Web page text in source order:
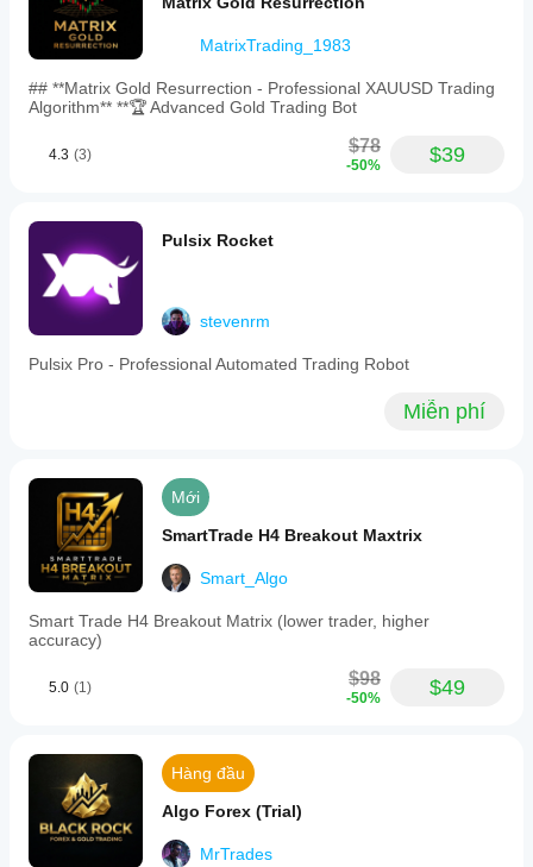
MatrixTrading_1983
## **Matrix Gold Resurrection - Professional XAUUSD Trading
Algorithm** **🏆 Advanced Gold Trading Bot
4.3 (3) $78
-50% $39
Pulsix Rocket
stevenrm
Pulsix Pro - Professional Automated Trading Robot
Miễn phí
Mới
SmartTrade H4 Breakout Maxtrix
Smart_Algo
Smart Trade H4 Breakout Matrix (lower trader, higher
accuracy)
5.0 (1) $98
-50% $49
Hàng đầu
Algo Forex (Trial)
MrTrades